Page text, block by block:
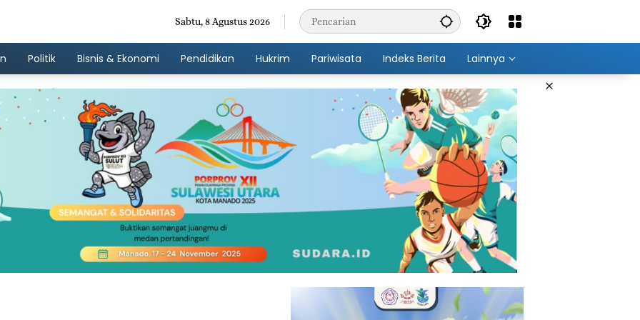
Sabtu, 8 Agustus 2026
Politik Bisnis & Ekonomi Pendidikan Hukrim Pariwisata Indeks Berita Lainnya
×